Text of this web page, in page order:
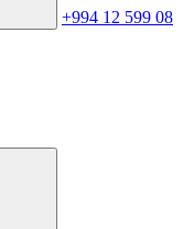
+994 12 599 08